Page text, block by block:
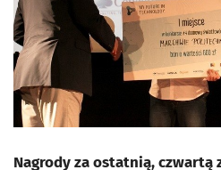
Nagrody za ostatnią, czwartą